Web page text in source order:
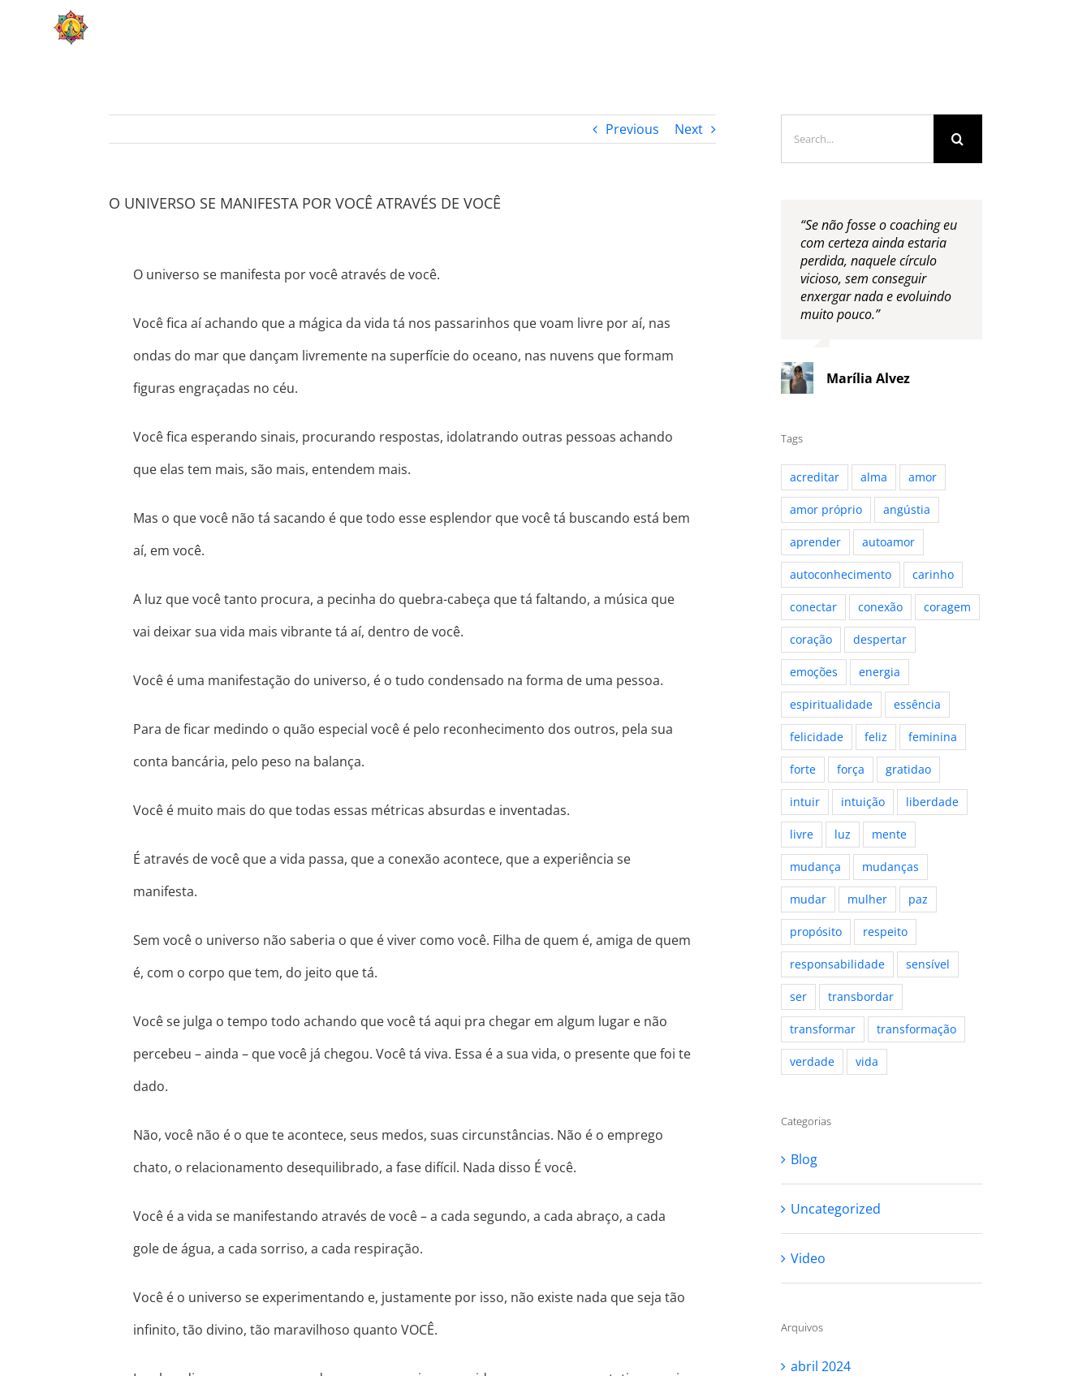
Previous Next
O UNIVERSO SE MANIFESTA POR VOCÊ ATRAVÉS DE VOCÊ
O universo se manifesta por você através de você.
Você fica aí achando que a mágica da vida tá nos passarinhos que voam livre por aí, nas
ondas do mar que dançam livremente na superfície do oceano, nas nuvens que formam
figuras engraçadas no céu.
Você fica esperando sinais, procurando respostas, idolatrando outras pessoas achando
que elas tem mais, são mais, entendem mais.
Mas o que você não tá sacando é que todo esse esplendor que você tá buscando está bem
aí, em você.
A luz que você tanto procura, a pecinha do quebra-cabeça que tá faltando, a música que
vai deixar sua vida mais vibrante tá aí, dentro de você.
Você é uma manifestação do universo, é o tudo condensado na forma de uma pessoa.
Para de ficar medindo o quão especial você é pelo reconhecimento dos outros, pela sua
conta bancária, pelo peso na balança.
Você é muito mais do que todas essas métricas absurdas e inventadas.
É através de você que a vida passa, que a conexão acontece, que a experiência se
manifesta.
Sem você o universo não saberia o que é viver como você. Filha de quem é, amiga de quem
é, com o corpo que tem, do jeito que tá.
Você se julga o tempo todo achando que você tá aqui pra chegar em algum lugar e não
percebeu – ainda – que você já chegou. Você tá viva. Essa é a sua vida, o presente que foi te
dado.
Não, você não é o que te acontece, seus medos, suas circunstâncias. Não é o emprego
chato, o relacionamento desequilibrado, a fase difícil. Nada disso É você.
Você é a vida se manifestando através de você – a cada segundo, a cada abraço, a cada
gole de água, a cada sorriso, a cada respiração.
Você é o universo se experimentando e, justamente por isso, não existe nada que seja tão
infinito, tão divino, tão maravilhoso quanto VOCÊ.
for:
“Se não fosse o coaching eu
com certeza ainda estaria
perdida, naquele círculo
vicioso, sem conseguir
enxergar nada e evoluindo
muito pouco.”
Marília Alvez
Tags
acreditar alma amor
amor próprio angústia
aprender autoamor
autoconhecimento carinho
conectar conexão coragem
coração despertar
emoções energia
espiritualidade essência
felicidade feliz feminina
forte força gratidao
intuir intuição liberdade
livre luz mente
mudança mudanças
mudar mulher paz
propósito respeito
responsabilidade sensível
ser transbordar
transformar transformação
verdade vida
Categorias
Blog
Uncategorized
Video
Arquivos
abril 2024